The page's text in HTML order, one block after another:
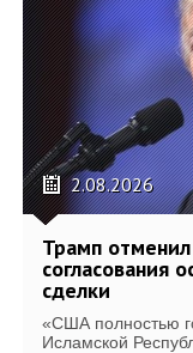
2.08.2026
Трамп
согласования
сделки
«США полностью
Исламской